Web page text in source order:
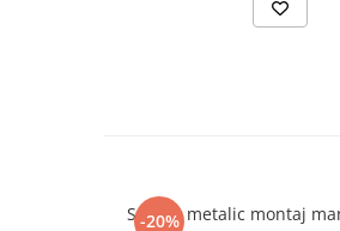
-20%
Sablon metalic montaj